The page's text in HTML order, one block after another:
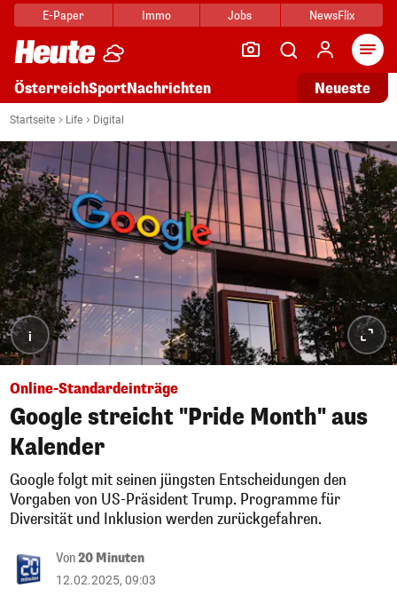
E-Paper Immo Jobs NewsFlix
ÖsterreichSportNachrichten Neueste
Startseite Life Digital
i
Online-Standardeinträge
Google streicht "Pride Month" aus
Kalender
Google folgt mit seinen jüngsten Entscheidungen den
Vorgaben von US-Präsident Trump. Programme für
Diversität und Inklusion werden zurückgefahren.
Von20 Minuten
12.02.2025, 09:03